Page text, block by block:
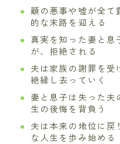
顧の悪事や嘘が全
的な末路を迎える
真実を知った妻と息
が、拒絶される
夫は家族の謝罪を受
絶縁し去っていく
妻と息子は失った
生の後悔を背負う
夫は本来の地位に戻
な人生を歩み始める